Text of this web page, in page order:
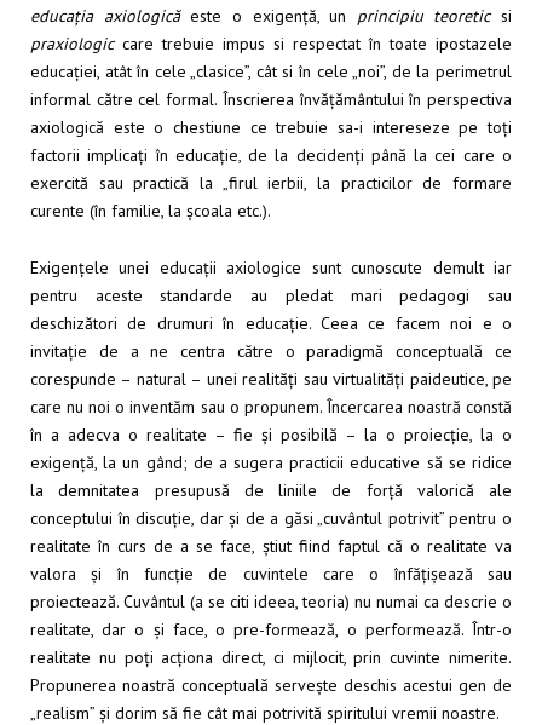
educația axiologicăeste o exigență, un principiu teoreticsi
praxiologiccare trebuie impus si respectat în toate ipostazele
educației, atât în cele „clasice”, cât si în cele „noi”, de la perimetrul
informal către cel formal. Înscrierea învățământului în perspectiva
axiologică este o chestiune ce trebuie sa-i intereseze pe toți
factorii implicați în educație, de la decidenți până la cei care o
exercită sau practică la „firul ierbii, la practicilor de formare
curente (în familie, la școala etc.).
Exigențele unei educații axiologice sunt cunoscute demult iar
pentru aceste standarde au pledat mari pedagogi sau
deschizători de drumuri în educație. Ceea ce facem noi e o
invitație de a ne centra către o paradigmă conceptuală ce
corespunde – natural – unei realități sau virtualități paideutice, pe
care nu noi o inventăm sau o propunem. Încercarea noastră constă
în a adecva o realitate – fie și posibilă – la o proiecție, la o
exigență, la un gând; de a sugera practicii educative să se ridice
la demnitatea presupusă de liniile de forță valorică ale
conceptului în discuție, dar și de a găsi „cuvântul potrivit” pentru o
realitate în curs de a se face, știut fiind faptul că o realitate va
valora și în funcție de cuvintele care o înfățișează sau
proiectează. Cuvântul (a se citi ideea, teoria) nu numai ca descrie o
realitate, dar o și face, o pre-formează, o performează. Într-o
realitate nu poți acționa direct, ci mijlocit, prin cuvinte nimerite.
Propunerea noastră conceptuală servește deschis acestui gen de
„realism” și dorim să fie cât mai potrivită spiritului vremii noastre.